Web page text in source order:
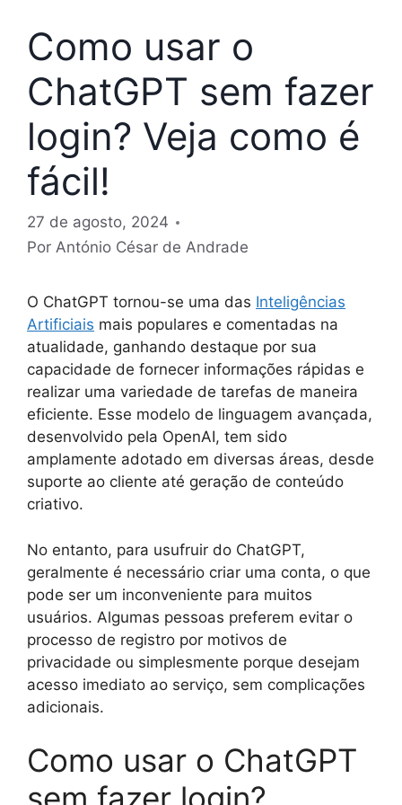
Como usar o
ChatGPT sem fazer
login? Veja como é
fácil!
27 de agosto, 2024
Por António César de Andrade
O ChatGPT tornou-se uma das Inteligências
Artificiais mais populares e comentadas na
atualidade, ganhando destaque por sua
capacidade de fornecer informações rápidas e
realizar uma variedade de tarefas de maneira
eficiente. Esse modelo de linguagem avançada,
desenvolvido pela OpenAI, tem sido
amplamente adotado em diversas áreas, desde
suporte ao cliente até geração de conteúdo
criativo.
No entanto, para usufruir do ChatGPT,
geralmente é necessário criar uma conta, o que
pode ser um inconveniente para muitos
usuários. Algumas pessoas preferem evitar o
processo de registro por motivos de
privacidade ou simplesmente porque desejam
acesso imediato ao serviço, sem complicações
adicionais.
Como usar o ChatGPT